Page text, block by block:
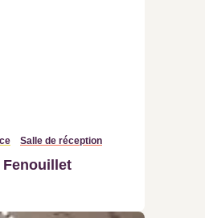
Salle de réception